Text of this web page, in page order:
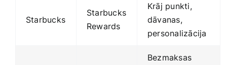
Starbucks
Starbucks
Rewards
Krāj punkti, ​
dāvanas,
personalizācija
Bezmaksas